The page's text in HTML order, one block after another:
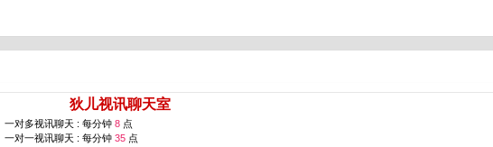
狄儿视讯聊天室
一对多视讯聊天 : 每分钟 8 点
一对一视讯聊天 : 每分钟 35 点